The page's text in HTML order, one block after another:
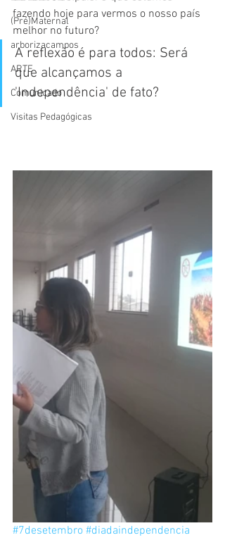
(Pré)Maternal
arborizacampos
ARTE
Comunicado
Visitas Pedagógicas
fazendo hoje para vermos o nosso país
melhor no futuro?
A reflexão é para todos: Será
que alcançamos a
'Independência' de fato?
#7desetembro #diadaindependencia